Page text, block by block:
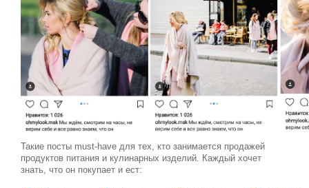
Такие посты must-have для тех, кто занимается продажей
продуктов питания и кулинарных изделий. Каждый хочет
знать, что он покупает и ест: